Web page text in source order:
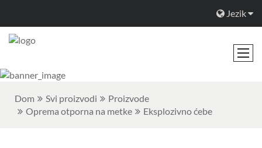
Jezik
Dom Svi proizvodi
Proizvode
Oprema otporna na metke
Eksplozivno ćebe